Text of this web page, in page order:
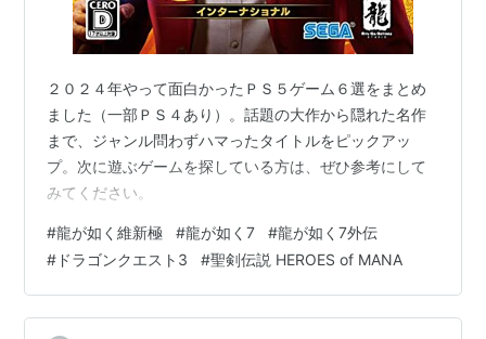
２０２４年やって面白かったＰＳ５ゲーム６選をまとめ
ました（一部ＰＳ４あり）。話題の大作から隠れた名作
まで、ジャンル問わずハマったタイトルをピックアッ
プ。次に遊ぶゲームを探している方は、ぜひ参考にして
みてください。
#龍が如く維新極 #龍が如く7 #龍が如く7外伝
# ドラゴンクエスト3 #聖剣伝説 HEROES of MANA